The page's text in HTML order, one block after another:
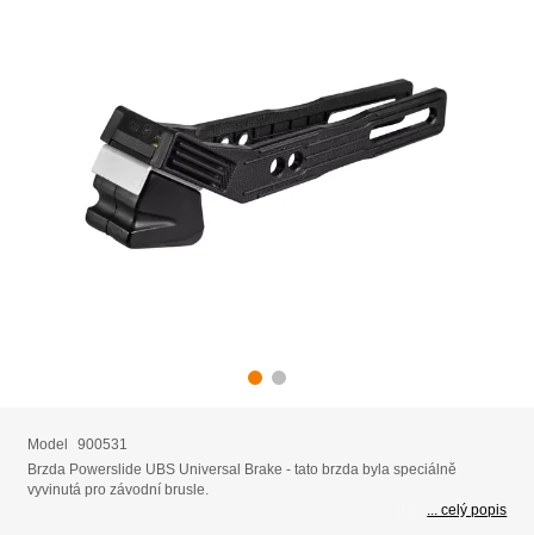
Model
900531
Brzda Powerslide UBS Universal Brake - tato brzda byla speciálně
vyvinutá pro závodní brusle.
... celý popis